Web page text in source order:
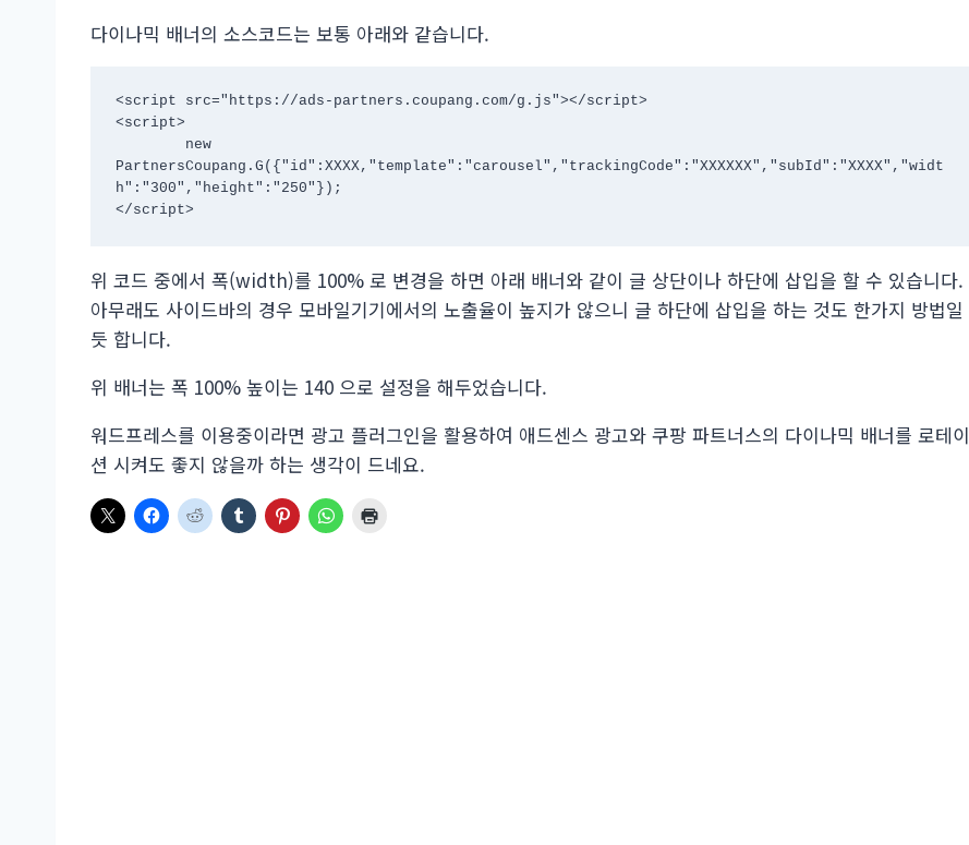
다이나믹 배너의 소스코드는 보통 아래와 같습니다.
<script src="https://ads-partners.coupang.com/g.js"></script>
<script>
PartnersCoupang.G({"id":XXXX,"template":"carousel","trackingCode":"XXXXXX","subId":"XXXX","widt
h":"300","height":"250"});
</script>
위 코드 중에서 폭(width)를 100% 로 변경을 하면 아래 배너와 같이 글 상단이나 하단에 삽입을 할 수 있습니다.
아무래도 사이드바의 경우 모바일기기에서의 노출율이 높지가 않으니 글 하단에 삽입을 하는 것도 한가지 방법일
듯 합니다.
위 배너는 폭 100% 높이는 140 으로 설정을 해두었습니다.
워드프레스를 이용중이라면 광고 플러그인을 활용하여 애드센스 광고와 쿠팡 파트너스의 다이나믹 배너를 로테이
션 시켜도 좋지 않을까 하는 생각이 드네요.